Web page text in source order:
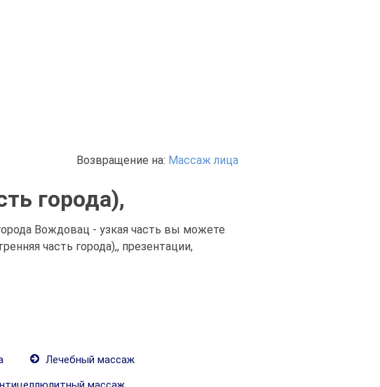
Возвращение на: Массаж лица
города),
Вождовац - узкая часть вы можете
часть города),, презентации,
Лечебный массаж